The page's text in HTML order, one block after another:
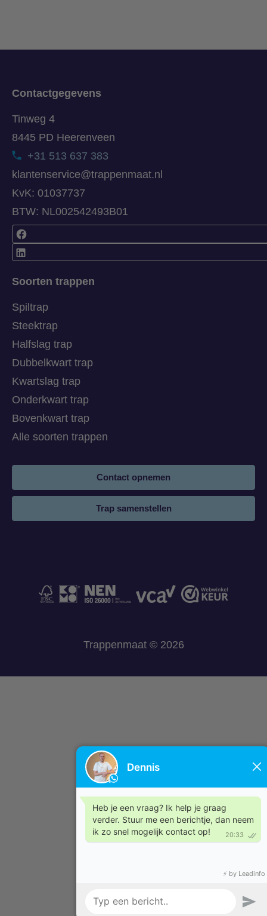
Soorten trappen
Spiltrap
Steektrap
Halfslag trap
Dubbelkwart trap
Kwartslag trap
Onderkwart trap
Bovenkwart trap
Alle soorten trappen
Contactgegevens
Tinweg 4
8445 PD Heerenveen
+31 513 637 383
klantenservice@trappenmaat.nl
KvK: 01037737
BTW: NL002542493B01
Contact opnemen
Trap samenstellen
Trappenmaat © 2026